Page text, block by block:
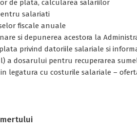
de plata, calcularea salariilor
salariati
fiscale anuale
si depunerea acestora la
privind datoriile salariale si
a dosarului pentru recuperarea
legatura cu costurile salariale –